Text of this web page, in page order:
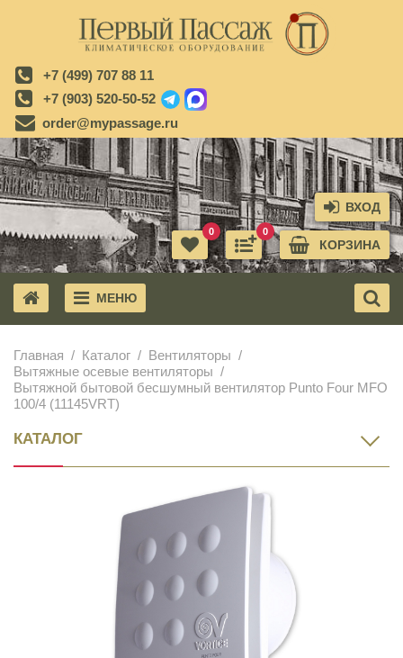
+7 (499) 707 88 11
+7 (903) 520-50-52
order@mypassage.ru
ВХОД
КОРЗИНА
0
0
МЕНЮ
Главная Каталог
Вентиляторы
Вытяжные осевые вентиляторы
Вытяжной бытовой бесшумный вентилятор Punto Four MFO
100/4 (11145VRT)
КАТАЛОГ